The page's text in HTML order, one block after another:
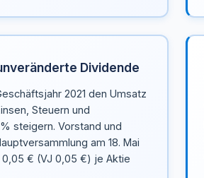
Dividende
2021 den Umsatz
Steuern und
steigern. Vorstand und
am 18. Mai
0,05 € (VJ 0,05 €) je Aktie